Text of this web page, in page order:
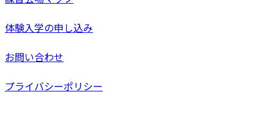
体験入学の申し込み
お問い合わせ
プライバシーポリシー